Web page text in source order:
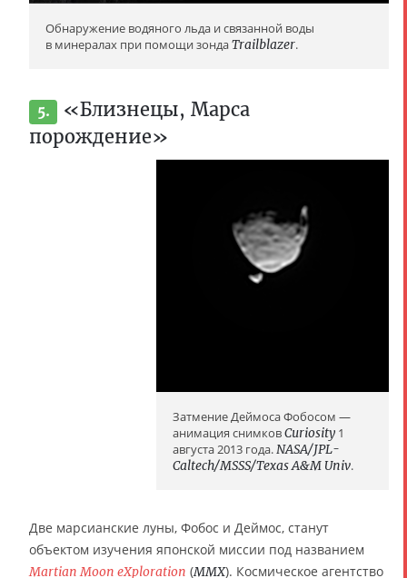
Обнаружение водяного льда и связанной воды
в минералах при помощи зондаTrailblazer.
5.
«Близнецы, Марса
порождение»
Затмение Деймоса Фобосом —
анимация снимковCuriosity 1
августа 2013 года.NASA/JPL-
Caltech/MSSS/Texas A&M Univ.
Две марсианские луны, Фобос и Деймос, станут
объектом изучения японской миссии под названием
Martian Moon eXploration (MMX). Космическое агентство